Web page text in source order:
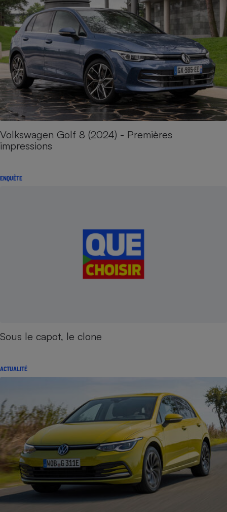
Volkswagen Golf 8 (2024) - Premières
impressions
ENQUÊTE
Sous le capot, le clone
ACTUALITÉ